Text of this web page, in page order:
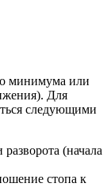
минимума или
Для
следующими
(начала
стопа к